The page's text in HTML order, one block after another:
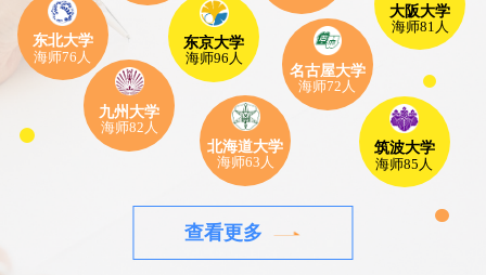
东京大学
海师96人
大阪大学
海师81人
东北大学
海师76人
名古屋大学
海师72人
九州大学
海师82人
北海道大学
海师63人
筑波大学
海师85人
查看更多